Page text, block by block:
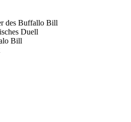
des Buffallo Bill
Duell
Bill